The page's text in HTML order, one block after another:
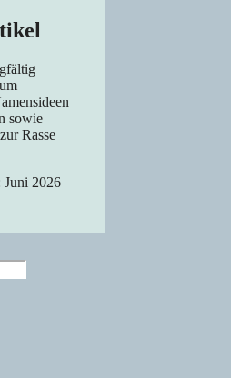
sowie
Rasse
Juni 2026